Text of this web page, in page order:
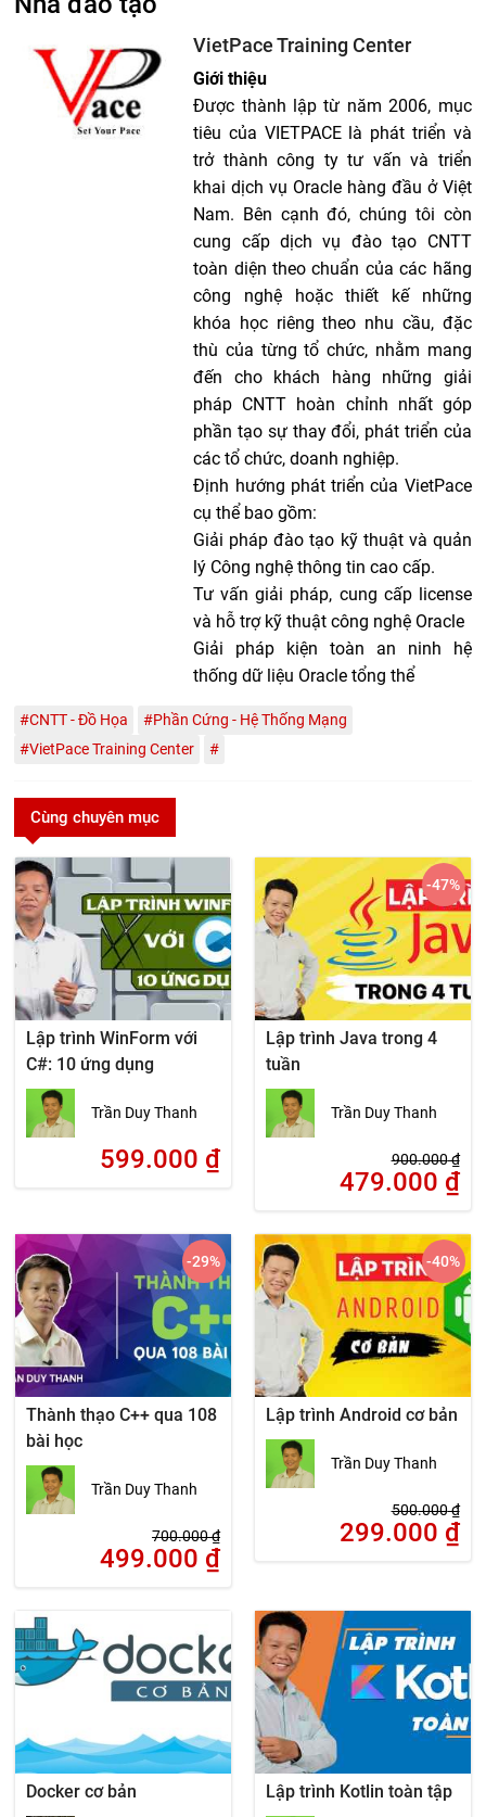
VietPace Training Center
Giới thiệu
Ðược thành lập từ năm 2006, mục
tiêu của VIETPACE là phát triển và
trở thành công ty tư vấn và triển
khai dịch vụ Oracle hàng đầu ở Việt
Nam. Bên cạnh đó, chúng tôi còn
cung cấp dịch vụ đào tạo CNTT
toàn diện theo chuẩn của các hãng
công nghệ hoặc thiết kế những
khóa học riêng theo nhu cầu, đặc
thù của từng tổ chức, nhằm mang
đến cho khách hàng những giải
pháp CNTT hoàn chỉnh nhất góp
phần tạo sự thay đổi, phát triển của
các tổ chức, doanh nghiệp.
Định hướng phát triển của VietPace
cụ thể bao gồm:
Giải pháp đào tạo kỹ thuật và quản
lý Công nghệ thông tin cao cấp.
Tư vấn giải pháp, cung cấp license
và hỗ trợ kỹ thuật công nghệ Oracle
Giải pháp kiện toàn an ninh hệ
thống dữ liệu Oracle tổng thể
#CNTT - Đồ Họa
#Phần Cứng - Hệ Thống Mạng
#VietPace Training Center
#
Cùng chuyên mục
Lập trình WinForm với
C#: 10 ứng dụng
Trần Duy Thanh
599.000 ₫
Lập trình Java trong 4
tuần
Trần Duy Thanh
900.000₫
479.000 ₫
-47%
Thành thạo C++ qua 108
bài học
Trần Duy Thanh
700.000₫
499.000 ₫
-29%
Lập trình Android cơ bản
Trần Duy Thanh
500.000₫
299.000 ₫
-40%
Docker cơ bản Lập trình Kotlin toàn tập